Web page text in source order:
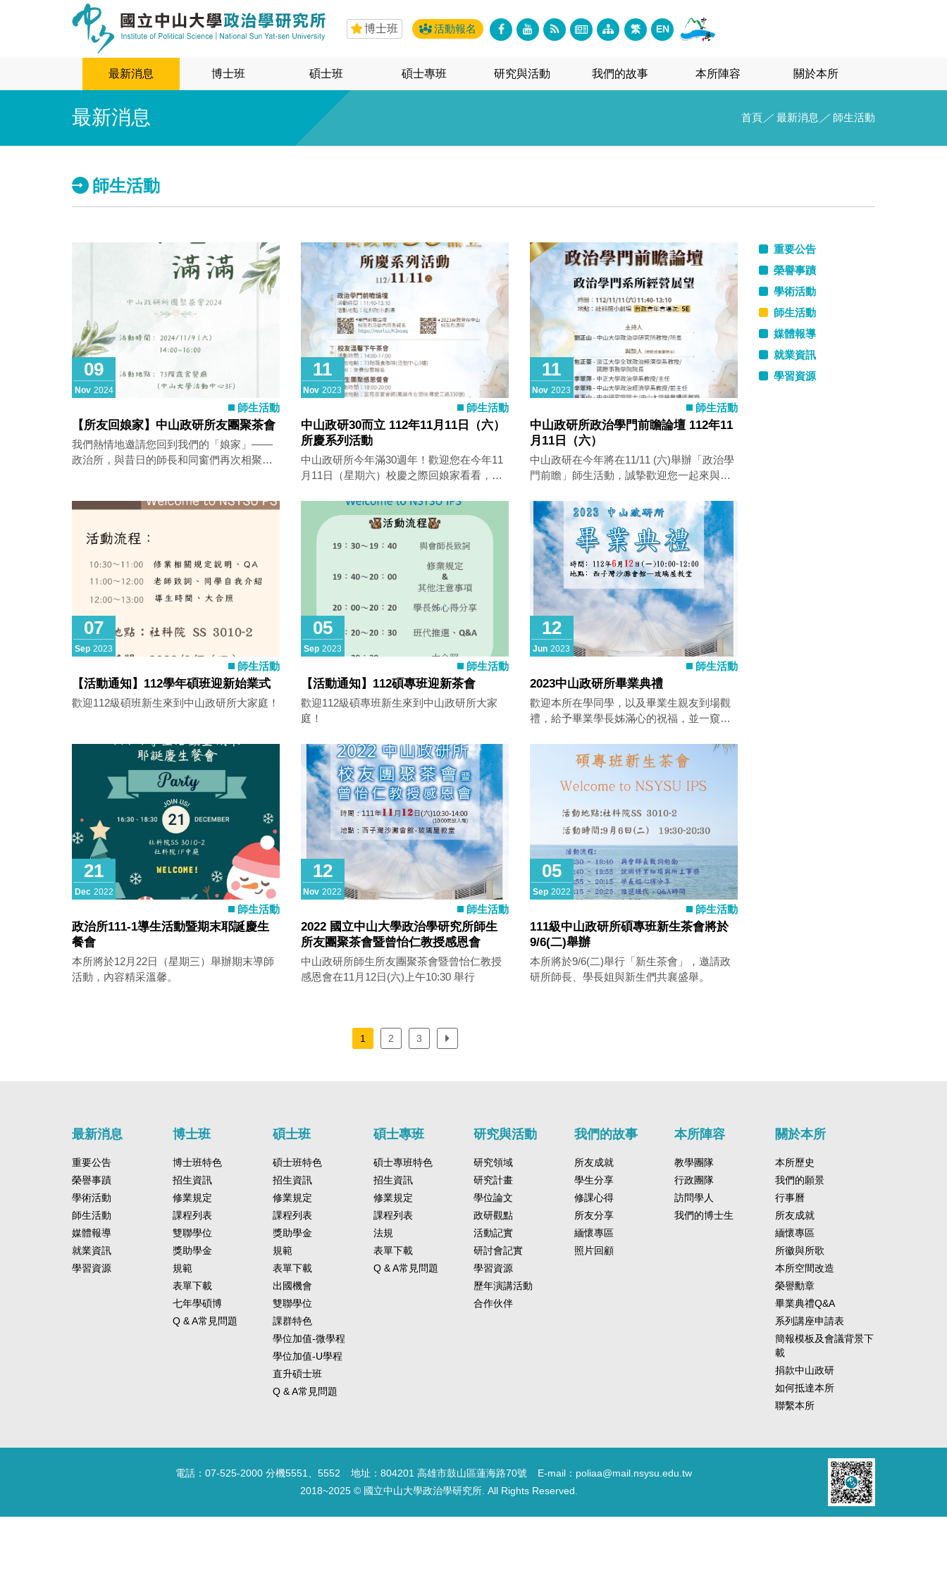
博士班 活動報名 繁 EN
最新消息 博士班 碩士班 碩士專班 研究與活動 我們的故事 本所陣容 關於本所
最新消息 首頁 ／ 最新消息 ／ 師生活動
師生活動
09
Nov 2024
師生活動
【所友回娘家】中山政研所友團聚茶會
我們熱情地邀請您回到我們的「娘家」——
政治所，與昔日的師長和同窗們再次相聚，
遠是我們心靈的家。我們希望這次活動能成
我們的情誼在這個溫暖的時刻中更加深厚。
11
Nov 2023
師生活動
中山政研30而立 112年11月11日（六）
所慶系列活動
中山政研所今年滿30週年！歡迎您在今年11
月11日（星期六）校慶之際回娘家看看，與
別的一天，我們將舉辦三場別開生面的活
動，歡迎您選擇參加，更歡迎您全場參與！
11
Nov 2023
師生活動
中山政研所政治學門前瞻論壇 112年11
月11日（六）
中山政研在今年將在11/11 (六)舉辦「政治學
門前瞻」師生活動，誠摯歡迎您一起來與八
機！
07
Sep 2023
師生活動
【活動通知】112學年碩班迎新始業式
歡迎112級碩班新生來到中山政研所大家庭！
05
Sep 2023
師生活動
【活動通知】112碩專班迎新茶會
歡迎112級碩專班新生來到中山政研所大家
庭！
12
Jun 2023
師生活動
2023中山政研所畢業典禮
歡迎本所在學同學，以及畢業生親友到場觀
禮，給予畢業學長姊滿心的祝福，並一窺西
21
Dec 2022
師生活動
政治所111-1導生活動暨期末耶誕慶生
餐會
本所將於12月22日（星期三）舉辦期末導師
活動，內容精采溫馨。
12
Nov 2022
師生活動
2022 國立中山大學政治學研究所師生
所友團聚茶會暨曾怡仁教授感恩會
中山政研所師生所友團聚茶會暨曾怡仁教授
感恩會在11月12日(六)上午10:30 舉行
05
Sep 2022
師生活動
111級中山政研所碩專班新生茶會將於
9/6(二)舉辦
本所將於9/6(二)舉行「新生茶會」，邀請政
研所師長、學長姐與新生們共襄盛舉。
1 2 3
重要公告
榮譽事蹟
學術活動
師生活動
媒體報導
就業資訊
學習資源
最新消息
重要公告
榮譽事蹟
學術活動
師生活動
媒體報導
就業資訊
學習資源
博士班
博士班特色
招生資訊
修業規定
課程列表
雙聯學位
獎助學金
規範
表單下載
七年學碩博
Q & A常見問題
碩士班
碩士班特色
招生資訊
修業規定
課程列表
獎助學金
規範
表單下載
出國機會
雙聯學位
課群特色
學位加值-微學程
學位加值-U學程
直升碩士班
Q & A常見問題
碩士專班
碩士專班特色
招生資訊
修業規定
課程列表
法規
表單下載
Q & A常見問題
研究與活動
研究領域
研究計畫
學位論文
政研觀點
活動記實
研討會記實
學習資源
歷年演講活動
合作伙伴
我們的故事
所友成就
學生分享
修課心得
所友分享
緬懷專區
照片回顧
本所陣容
教學團隊
行政團隊
訪問學人
我們的博士生
關於本所
本所歷史
我們的願景
行事曆
所友成就
緬懷專區
所徽與所歌
本所空間改造
榮譽勳章
畢業典禮Q&A
系列講座申請表
簡報模板及會議背景下
載
捐款中山政研
如何抵達本所
聯繫本所
電話：07-525-2000 分機5551、5552 地址：804201 高雄市鼓山區蓮海路70號
E-mail：poliaa@mail.nsysu.edu.tw
2018~2025 © 國立中山大學政治學研究所. All Rights Reserved.